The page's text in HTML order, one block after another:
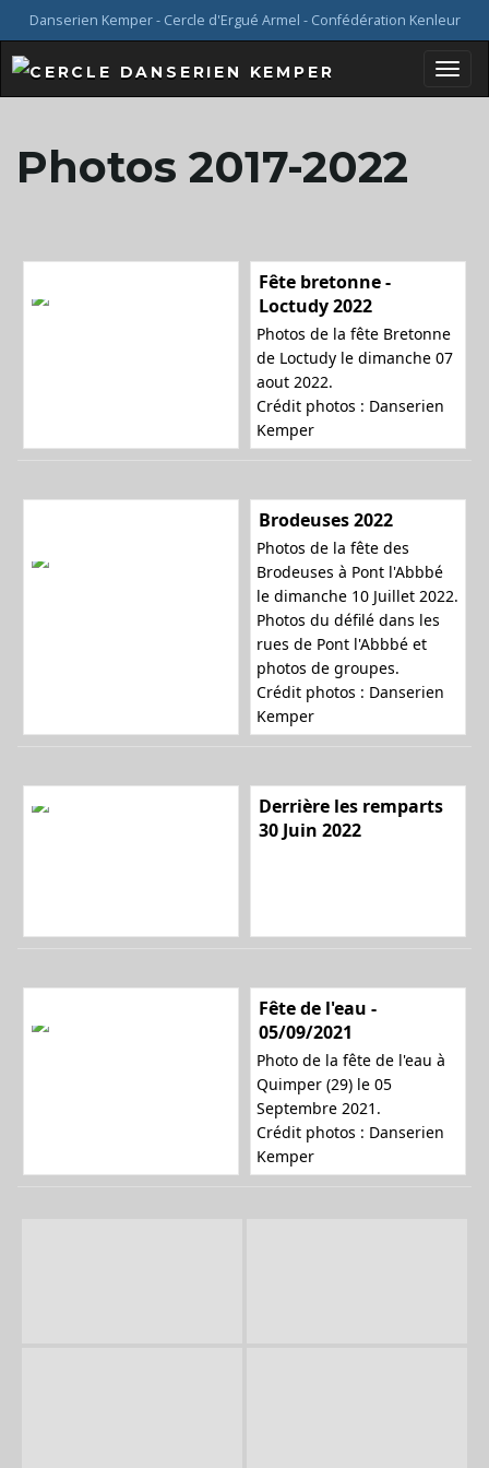
Danserien Kemper - Cercle d'Ergué Armel - Confédération Kenleur
a
Photos 2017-2022
Fête bretonne -
Loctudy 2022
Photos de la fête Bretonne
de Loctudy le dimanche 07
aout 2022.
Crédit photos : Danserien
Kemper
Brodeuses 2022
Photos de la fête des
Brodeuses à Pont l'Abbbé
le dimanche 10 Juillet 2022.
Photos du défilé dans les
rues de Pont l'Abbbé et
photos de groupes.
Crédit photos : Danserien
Kemper
Derrière les remparts
30 Juin 2022
Fête de l'eau -
05/09/2021
Photo de la fête de l'eau à
Quimper (29) le 05
Septembre 2021.
Crédit photos : Danserien
Kemper